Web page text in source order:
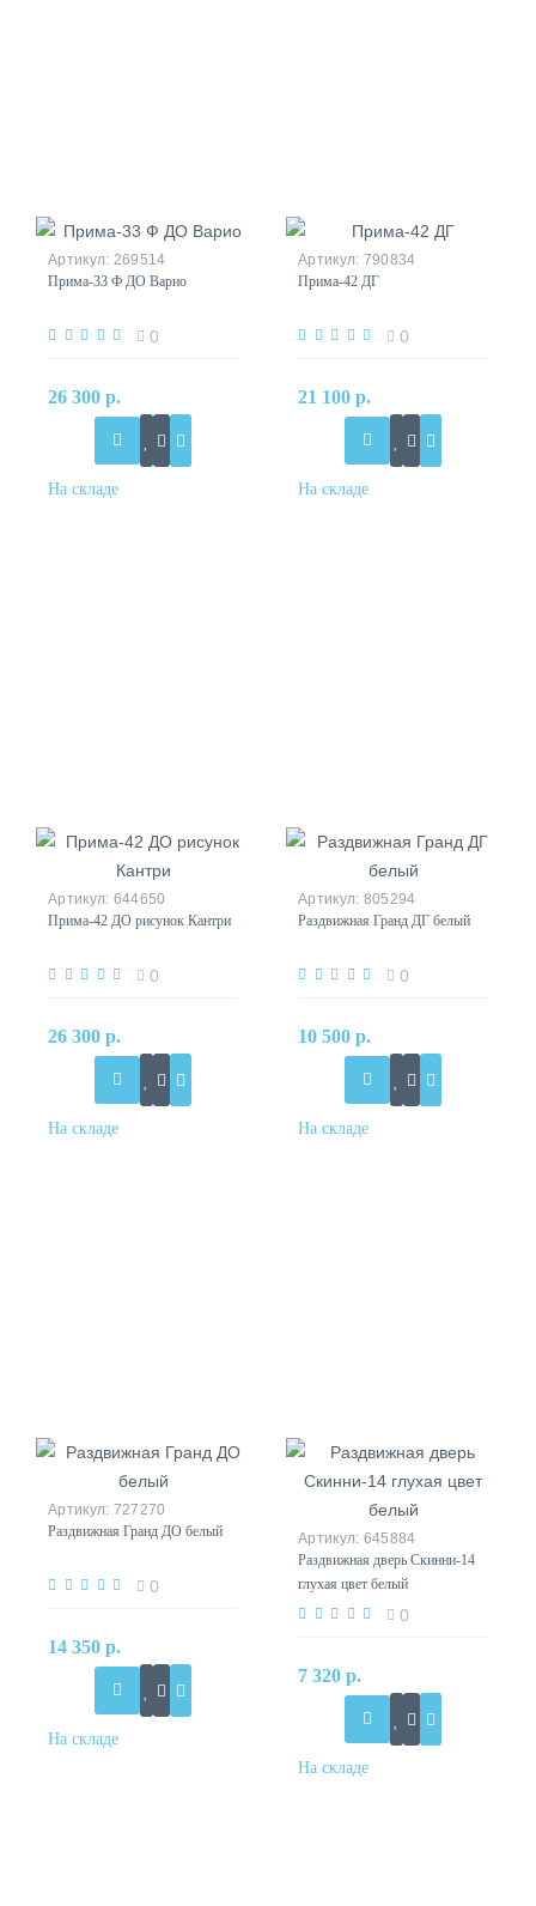
269514
Прима-33 Ф ДО Варио
0
26 300 р.
790834
Прима-42 ДГ
0
21 100 р.
644650
Прима-42 ДО рисунок Кантри
0
26 300 р.
805294
Раздвижная Гранд ДГ белый
0
10 500 р.
727270
Раздвижная Гранд ДО белый
0
14 350 р.
645884
Раздвижная дверь Скинни-14
глухая цвет белый
0
7 320 р.